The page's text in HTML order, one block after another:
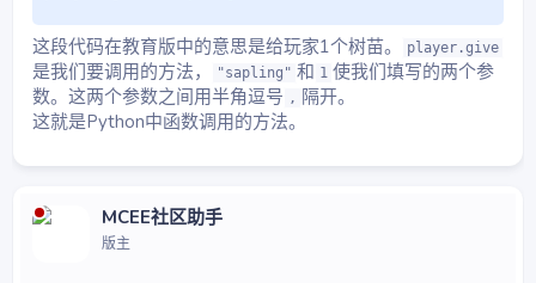
这段代码在教育版中的意思是给玩家1个树苗。 player.give
是我们要调用的方法， "sapling" 和 1 使我们填写的两个参
数。这两个参数之间用半角逗号 , 隔开。
这就是Python中函数调用的方法。
MCEE社区助手
版主